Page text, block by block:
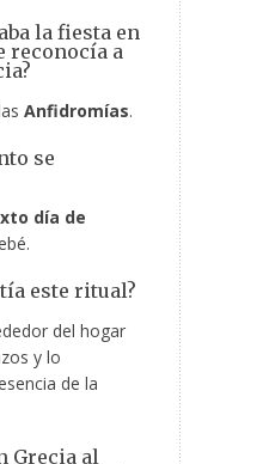
la fiesta en
reconocía a
Anfidromías.
se
día de
este ritual?
del hogar
y lo
de la
Grecia al